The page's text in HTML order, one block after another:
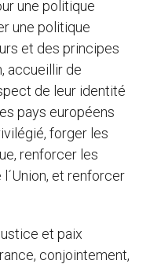
une politique
une politique
et des principes
accueillir de
de leur identité
pays européens
forger les
renforcer les
et renforcer
et paix
conjointement,